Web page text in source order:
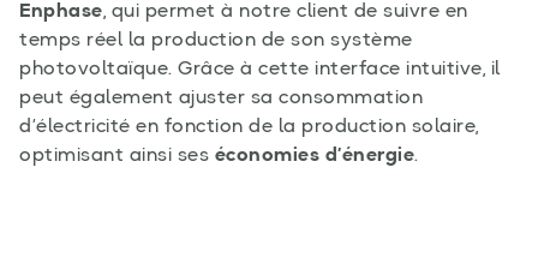
Enphase, qui permet à notre client de suivre en
temps réel la production de son système
photovoltaïque. Grâce à cette interface intuitive, il
peut également ajuster sa consommation
d’électricité en fonction de la production solaire,
optimisant ainsi ses économies d’énergie.